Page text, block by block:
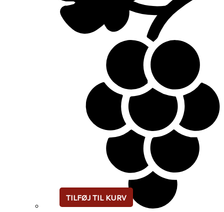
TILFØJ TIL KURV